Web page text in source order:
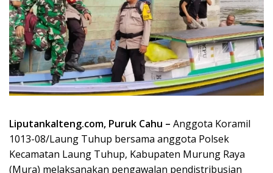
Liputankalteng.com, Puruk Cahu – Anggota Koramil
1013-08/Laung Tuhup bersama anggota Polsek
Kecamatan Laung Tuhup, Kabupaten Murung Raya
(Mura) melaksanakan pengawalan pendistribusian